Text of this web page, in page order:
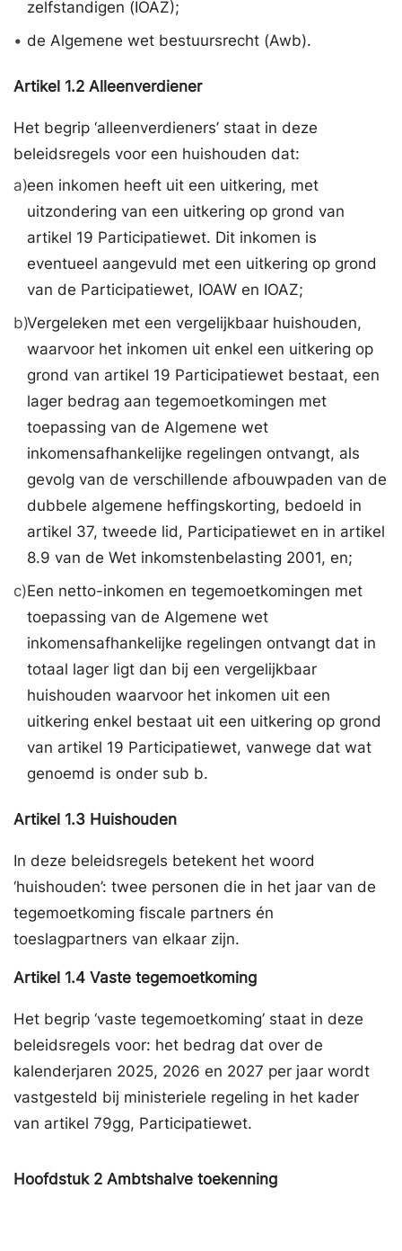
zelfstandigen (IOAZ);
• de Algemene wet bestuursrecht (Awb).
Artikel 1.2 Alleenverdiener
Het begrip ‘alleenverdieners’ staat in deze
beleidsregels voor een huishouden dat:
a)een inkomen heeft uit een uitkering, met
uitzondering van een uitkering op grond van
artikel 19 Participatiewet. Dit inkomen is
eventueel aangevuld met een uitkering op grond
van de Participatiewet, IOAW en IOAZ;
b)Vergeleken met een vergelijkbaar huishouden,
waarvoor het inkomen uit enkel een uitkering op
grond van artikel 19 Participatiewet bestaat, een
lager bedrag aan tegemoetkomingen met
toepassing van de Algemene wet
inkomensafhankelijke regelingen ontvangt, als
gevolg van de verschillende afbouwpaden van de
dubbele algemene heffingskorting, bedoeld in
artikel 37, tweede lid, Participatiewet en in artikel
8.9 van de Wet inkomstenbelasting 2001, en;
c)Een netto-inkomen en tegemoetkomingen met
toepassing van de Algemene wet
inkomensafhankelijke regelingen ontvangt dat in
totaal lager ligt dan bij een vergelijkbaar
huishouden waarvoor het inkomen uit een
uitkering enkel bestaat uit een uitkering op grond
van artikel 19 Participatiewet, vanwege dat wat
genoemd is onder sub b.
Artikel 1.3 Huishouden
In deze beleidsregels betekent het woord
‘huishouden’: twee personen die in het jaar van de
tegemoetkoming fiscale partners én
toeslagpartners van elkaar zijn.
Artikel 1.4 Vaste tegemoetkoming
Het begrip ‘vaste tegemoetkoming’ staat in deze
beleidsregels voor: het bedrag dat over de
kalenderjaren 2025, 2026 en 2027 per jaar wordt
vastgesteld bij ministeriele regeling in het kader
van artikel 79gg, Participatiewet.
Hoofdstuk 2 Ambtshalve toekenning